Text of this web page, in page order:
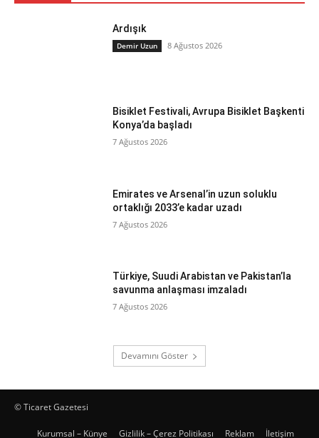
Ardışık
Demir Uzun 8 Ağustos 2026
Bisiklet Festivali, Avrupa Bisiklet Başkenti
Konya’da başladı
7 Ağustos 2026
Emirates ve Arsenal’in uzun soluklu
ortaklığı 2033’e kadar uzadı
7 Ağustos 2026
Türkiye, Suudi Arabistan ve Pakistan’la
savunma anlaşması imzaladı
7 Ağustos 2026
Devamını Göster
© Ticaret Gazetesi
Kurumsal – Künye Gizlilik – Çerez Politikası Reklam İletişim